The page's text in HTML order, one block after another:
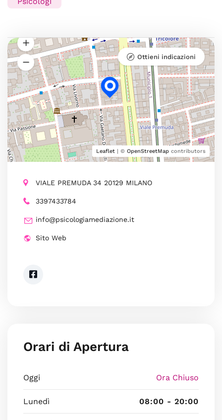
Leaflet | © OpenStreetMap contributors
Ottieni indicazioni
VIALE PREMUDA 34 20129 MILANO
3397433784
info@psicologiamediazione.it
Sito Web
Orari di Apertura
Oggi Ora Chiuso
Lunedì 08:00 - 20:00